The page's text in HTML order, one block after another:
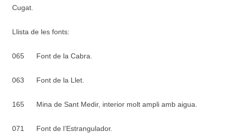
Cugat.
Llista de les fonts:
065 Font de la Cabra.
063 Font de la Llet.
165 Mina de Sant Medir, interior molt ampli amb aigua.
071 Font de l’Estrangulador.